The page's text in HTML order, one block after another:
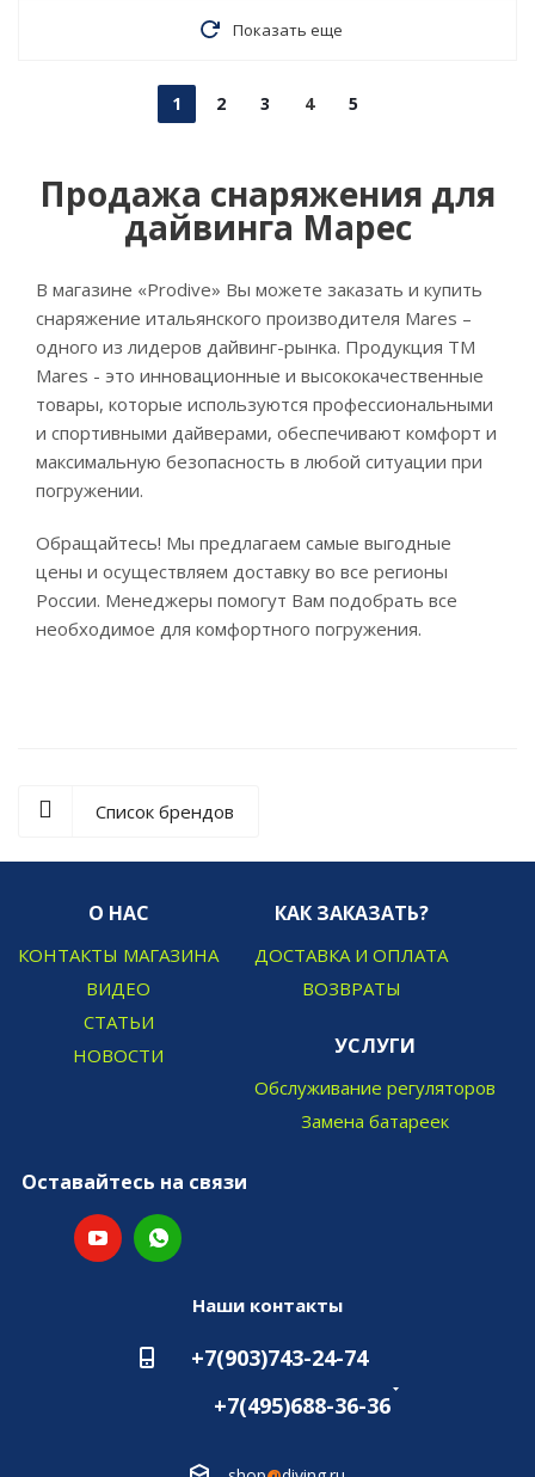
Показать еще
1 2 3 4 5
Продажа снаряжения для
дайвинга Марес
В магазине «Prodive» Вы можете заказать и купить
снаряжение итальянского производителя Mares –
одного из лидеров дайвинг-рынка. Продукция ТМ
Mares - это инновационные и высококачественные
товары, которые используются профессиональными
и спортивными дайверами, обеспечивают комфорт и
максимальную безопасность в любой ситуации при
погружении.
Обращайтесь! Мы предлагаем самые выгодные
цены и осуществляем доставку во все регионы
России. Менеджеры помогут Вам подобрать все
необходимое для комфортного погружения.
Список брендов
О НАС
КОНТАКТЫ МАГАЗИНА
ВИДЕО
СТАТЬИ
НОВОСТИ
КАК ЗАКАЗАТЬ?
ДОСТАВКА И ОПЛАТА
ВОЗВРАТЫ
УСЛУГИ
Обслуживание регуляторов
Замена батареек
Оставайтесь на связи
Наши контакты
+7(903)743-24-74
+7(495)688-36-36